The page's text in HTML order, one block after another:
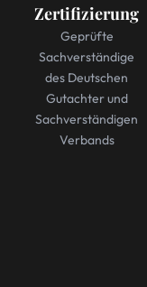
Zertifizierung
Geprüfte
Sachverständige
des Deutschen
Gutachter und
Sachverständigen
Verbands